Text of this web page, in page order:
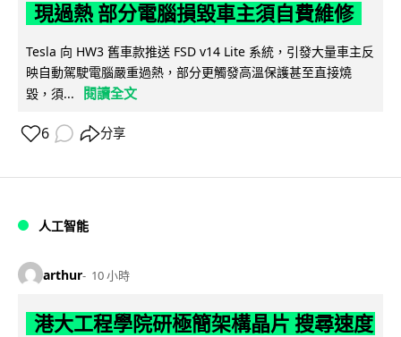
現過熱 部分電腦損毀車主須自費維修
Tesla 向 HW3 舊車款推送 FSD v14 Lite 系統，引發大量車主反
映自動駕駛電腦嚴重過熱，部分更觸發高溫保護甚至直接燒
毀，須...
閱讀全文
6 分享
人工智能
arthur 10 小時
港大工程學院研極簡架構晶片 搜尋速度